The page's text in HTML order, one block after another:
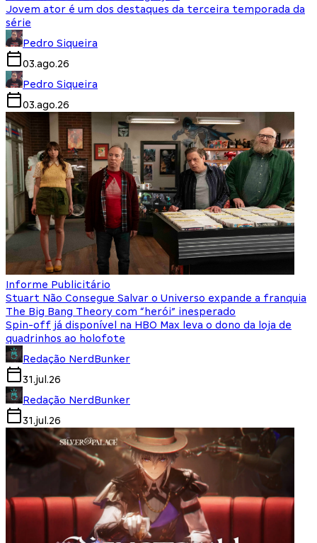
Jovem ator é um dos destaques da terceira temporada da
série
Pedro Siqueira
03.ago.26
Pedro Siqueira
03.ago.26
Informe Publicitário
Stuart Não Consegue Salvar o Universo expande a franquia
The Big Bang Theory com “herói” inesperado
Spin-off já disponível na HBO Max leva o dono da loja de
quadrinhos ao holofote
Redação NerdBunker
31.jul.26
Redação NerdBunker
31.jul.26